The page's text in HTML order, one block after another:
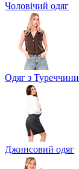
Чоловічий одяг
Одяг з Туреччини
Джинсовий одяг